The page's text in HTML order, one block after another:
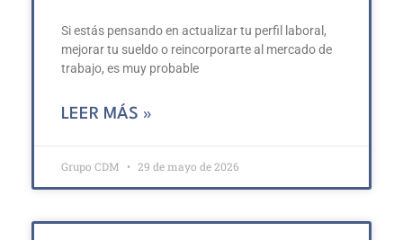
Si estás pensando en actualizar tu perfil laboral,
mejorar tu sueldo o reincorporarte al mercado de
trabajo, es muy probable
LEER MÁS »
Grupo CDM 29 de mayo de 2026